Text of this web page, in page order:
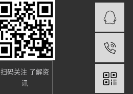
扫码关注 了解资
讯